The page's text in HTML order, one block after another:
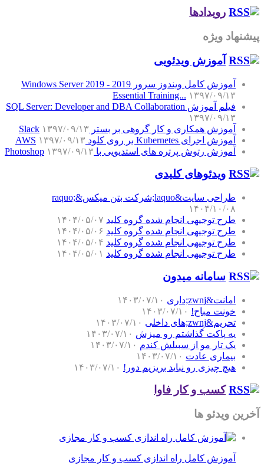
رویدادها
ویژه
آموزش‌ ویدئویی
آموزش کامل ویندوز سرور 2019 - Windows Server 2019
Essential Training... ۱۳۹۷/۰۹/۱۳
فیلم آموزش SQL Server: Developer and DBA Collaboration
۱۳۹۷/۰۹/۱۳
آموزش همکاری و کار گروهی بر بستر Slack۱۳۹۷/۰۹/۱۳
آموزش اجرای Kubernetes بر روی کلود AWS
۱۳۹۷/۰۹/۱۳
آموزش رتوش پرتره های استدیویی با Photoshop ۱۳۹۷/۰۹/۱۳
ویدئوهای کلیدی
طراحی سایت&laquo;شرکت بتن میکس&raquo;
۱۴۰۴/۱۰/۰۸
طرح توجیهی انجام شده گروه کلید ۱۴۰۴/۰۵/۰۷
طرح توجیهی انجام شده گروه کلید ۱۴۰۴/۰۵/۰۶
طرح توجیهی انجام شده گروه کلید ۱۴۰۴/۰۵/۰۴
طرح توجیهی انجام شده گروه کلید ۱۴۰۴/۰۵/۰۱
سامانه میدون
امانت&zwnj;داری
۱۴۰۳/۰۷/۱۰
خونت مباح! ۱۴۰۳/۰۷/۱۰
تحریم&zwnj;های داخلی
۱۴۰۳/۰۷/۱۰
یه پاکت گذاشتم رو میزش ۱۴۰۳/۰۷/۱۰
یک تار مو از سبیلش کندم ۱۴۰۳/۰۷/۱۰
بیماری عادت ۱۴۰۳/۰۷/۱۰
هیچ چیزی رو نباید بریزیم دور! ۱۴۰۳/۰۷/۱۰
کسب و کار فاوا
ویدئو ها
آموزش کامل راه اندازی کسب و کار مجازی